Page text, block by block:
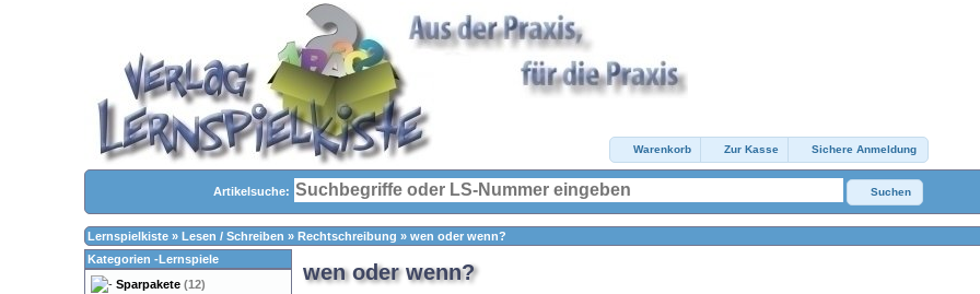
Warenkorb Zur Kasse Sichere Anmeldung
Artikelsuche: Suchen
Lernspielkiste » Lesen / Schreiben » Rechtschreibung » wen oder wenn?
wen oder wenn?
Kategorien -Lernspiele
Sparpakete (12)